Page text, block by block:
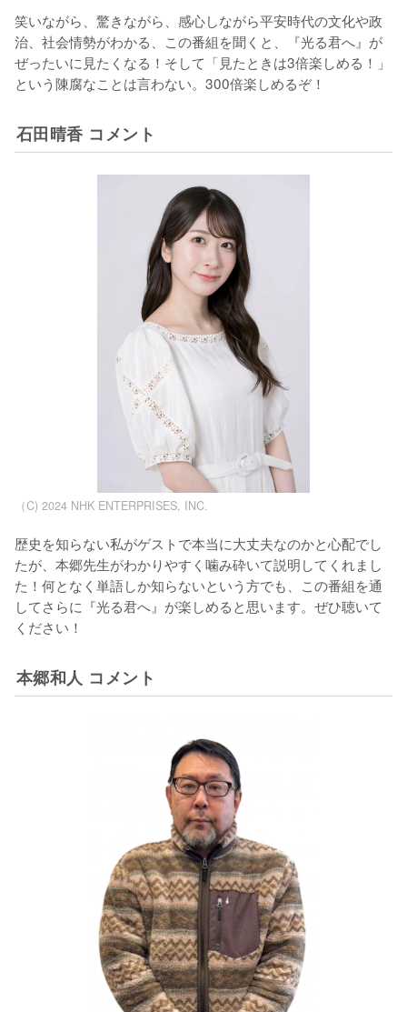
笑いながら、驚きながら、感心しながら平安時代の文化や政
治、社会情勢がわかる、この番組を聞くと、『光る君へ』が
ぜったいに見たくなる！そして「見たときは3倍楽しめる！」
という陳腐なことは言わない。300倍楽しめるぞ！
石田晴香 コメント
（C) 2024 NHK ENTERPRISES, INC.
歴史を知らない私がゲストで本当に大丈夫なのかと心配でし
たが、本郷先生がわかりやすく噛み砕いて説明してくれまし
た！何となく単語しか知らないという方でも、この番組を通
してさらに『光る君へ』が楽しめると思います。ぜひ聴いて
ください！
本郷和人 コメント